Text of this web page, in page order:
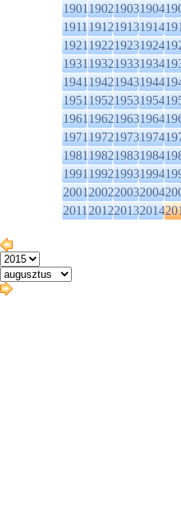
1901190219031904
1911191219131914
1921192219231924
1931193219331934
1941194219431944
1951195219531954
1961196219631964
1971197219731974
1981198219831984
1991199219931994
2001200220032004
2011201220132014